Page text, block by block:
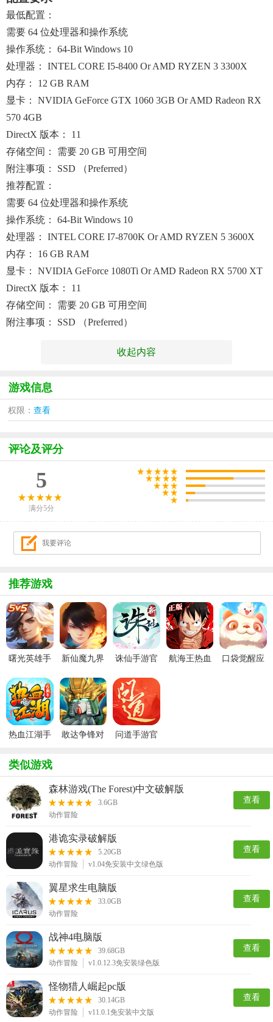
最低配置：
需要 64 位处理器和操作系统
操作系统： 64-Bit Windows 10
处理器： INTEL CORE I5-8400 Or AMD RYZEN 3 3300X
内存： 12 GB RAM
显卡： NVIDIA GeForce GTX 1060 3GB Or AMD Radeon RX
570 4GB
DirectX 版本： 11
存储空间： 需要 20 GB 可用空间
附注事项： SSD （Preferred）
推荐配置：
需要 64 位处理器和操作系统
操作系统： 64-Bit Windows 10
处理器： INTEL CORE I7-8700K Or AMD RYZEN 5 3600X
内存： 16 GB RAM
显卡： NVIDIA GeForce 1080Ti Or AMD Radeon RX 5700 XT
DirectX 版本： 11
存储空间： 需要 20 GB 可用空间
附注事项： SSD （Preferred）
收起内容
游戏信息
权限：查看
评论及评分
5
满分5分
推荐游戏
曙光英雄手
版
新仙魔九界
方正版
诛仙手游官
航海王热血
口袋觉醒应
热血江湖手
敢达争锋对
问道手游官
类似游戏
森林游戏(The Forest)中文破解版
3.6GB
动作冒险
查看
港诡实录破解版
5.20GB
动作冒险
v1.04免安装中文绿色版
查看
翼星求生电脑版
33.0GB
动作冒险
查看
战神4电脑版
39.68GB
动作冒险
v1.0.12.3免安装绿色版
查看
怪物猎人崛起pc版
30.14GB
动作冒险
v11.0.1免安装中文版
查看